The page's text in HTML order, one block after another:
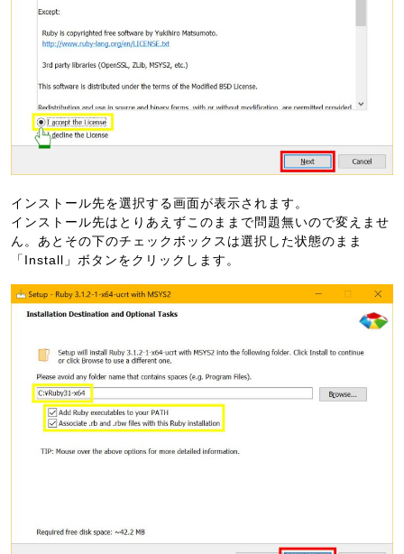
インストール先を選択する画面が表示されます。
インストール先はとりあえずこのままで問題無いので変えませ
ん。あとその下のチェックボックスは選択した状態のまま
「Install」ボタンをクリックします。